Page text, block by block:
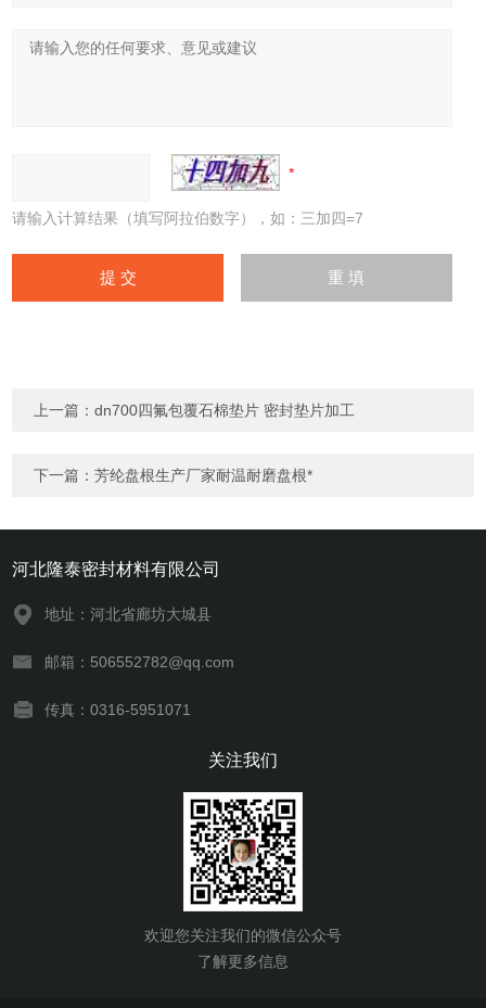
请输入计算结果（填写阿拉伯数字），如：三加四=7
上一篇：dn700四氟包覆石棉垫片 密封垫片加工
下一篇：芳纶盘根生产厂家耐温耐磨盘根*
河北隆泰密封材料有限公司
地址：河北省廊坊大城县
邮箱：506552782@qq.com
传真：0316-5951071
关注我们
欢迎您关注我们的微信公众号
了解更多信息